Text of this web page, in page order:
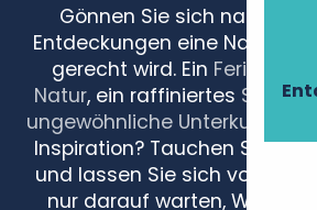
Gönnen Sie sich nach
Entdeckungen eine Nacht,
gerecht wird. Ein
Natur, ein raffiniertes
ungewöhnliche Unterkunft
Inspiration? Tauchen Sie in
und lassen Sie sich von
nur darauf warten,